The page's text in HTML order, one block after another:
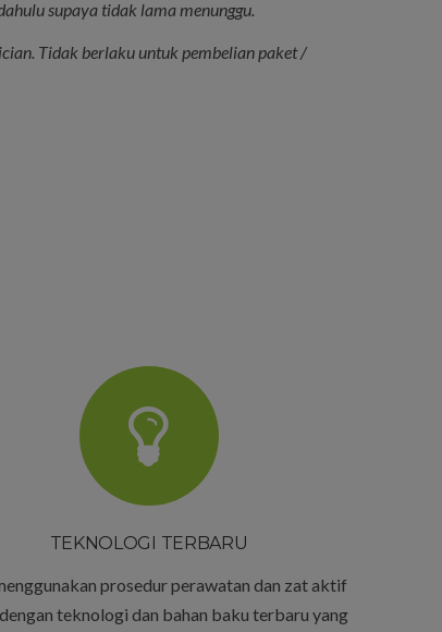
supaya tidak lama menunggu.
Tidak berlaku untuk pembelian paket /
TEKNOLOGI TERBARU
prosedur perawatan dan zat aktif
teknologi dan bahan baku terbaru yang